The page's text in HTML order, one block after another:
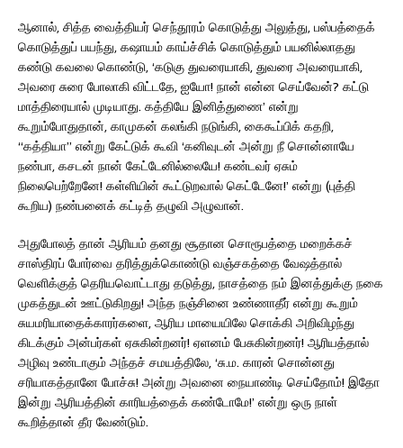
ஆனால், சித்த வைத்தியர் செந்தூரம் கொடுத்து அலுத்து, பஸ்பத்தைக்
கொடுத்துப் பயந்து, கஷாயம் காய்ச்சிக் கொடுத்தும் பயனில்லாதது
கண்டு கவலை கொண்டு, ‘கடுகு துவரையாகி, துவரை அவரையாகி,
அவரை சுரை போலாகி விட்டதே, ஐயோ! நான் என்ன செய்வேன்? கட்டு
மாத்திரையால் முடியாது. கத்தியே இனித்துணை’ என்று
கூறும்போதுதான், காமுகன் கலங்கி நடுங்கி, கைகூப்பிக் கதறி,
“கத்தியா” என்று கேட்டுக் கூவி ‘கனிவுடன் அன்று நீ சொன்னாயே
நண்பா, கசடன் நான் கேட்டேனில்லையே! கண்டவர் ஏசும்
நிலைபெற்றேனே! கள்ளியின் கூட்டுறவால் கெட்டேனே!’ என்று (புத்தி
கூறிய) நண்பனைக் கட்டித் தழுவி அழுவான்.
அதுபோலத் தான் ஆரியம் தனது சூதான சொரூபத்தை மறைக்கச்
சாஸ்திரப் போர்வை தரித்துக்கொண்டு வஞ்சகத்தை வேஷத்தால்
வெளிக்குத் தெரியவொட்டாது தடுத்து, நாசத்தை நம் இனத்துக்கு நகை
முகத்துடன் ஊட்டுகிறது! அந்த நஞ்சினை உண்ணாதீர் என்று கூறும்
சுயமரியாதைக்காரர்களை, ஆரிய மாயையிலே சொக்கி அறிவிழந்து
கிடக்கும் அன்பர்கள் ஏசுகின்றனர்! ஏளனம் பேசுகின்றனர்! ஆரியத்தால்
அழிவு உண்டாகும் அந்தச் சமயத்திலே, ‘சு.ம. காரன் சொன்னது
சரியாகத்தானே போச்சு! அன்று அவனை நையாண்டி செய்தோம்! இதோ
இன்று ஆரியத்தின் காரியத்தைக் கண்டோமே!’ என்று ஒரு நாள்
கூறித்தான் தீர வேண்டும்.